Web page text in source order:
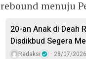
rebound menuju
20-an Anak di Deah
Disdikbud Segera
Redaksi 28/07/2026